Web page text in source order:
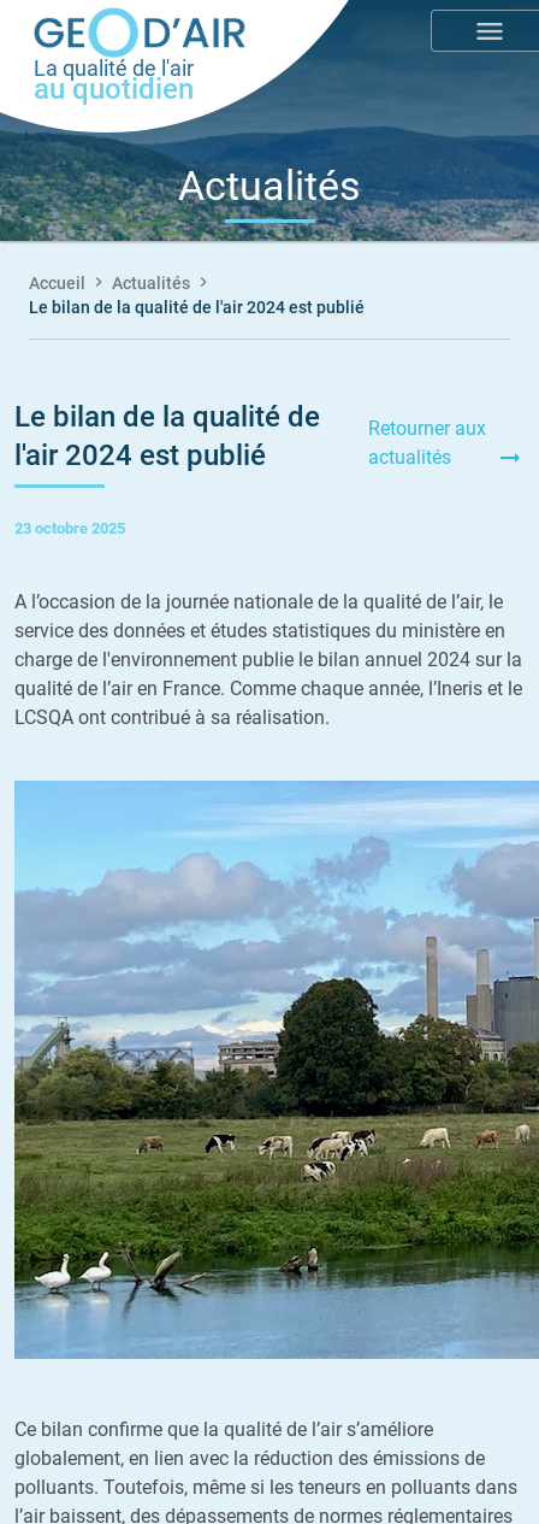
contenu
principal
menu
La qualité de l'air
au quotidien
Actualités
Fil
Accueil
Actualités
Le bilan de la qualité de l'air 2024 est publié
Le bilan de la qualité de
l'air 2024 est publié
Retourner aux
actualités
23 octobre 2025
A l’occasion de la journée nationale de la qualité de l’air, le
service des données et études statistiques du ministère en
charge de l'environnement publie le bilan annuel 2024 sur la
qualité de l’air en France. Comme chaque année, l’Ineris et le
LCSQA ont contribué à sa réalisation.
Ce bilan confirme que la qualité de l’air s’améliore
globalement, en lien avec la réduction des émissions de
polluants. Toutefois, même si les teneurs en polluants dans
l’air baissent, des dépassements de normes réglementaires